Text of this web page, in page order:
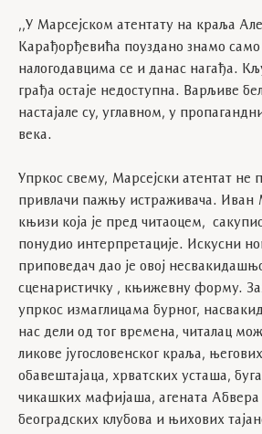
,,У Марсејском атентату на краља
Карађорђевића поуздано знамо
налогодавцима се и данас нагађа.
грађа остаје недоступна. Варљиве
настајале су, углавном, у
века.
Упркос свему, Марсејски атентат не
привлачи пажњу истраживача. Иван
књизи која је пред читаоцем,
понудио интерпретације. Искусни
приповедач дао је овој
сценаристичку , књижевну форму.
упркос измаглицама бурног,
нас дели од тог времена, читалац
ликове југословенског краља,
обавештајаца, хрватских усташа,
чикашких мафијаша, агената
београдских клубова и њихових